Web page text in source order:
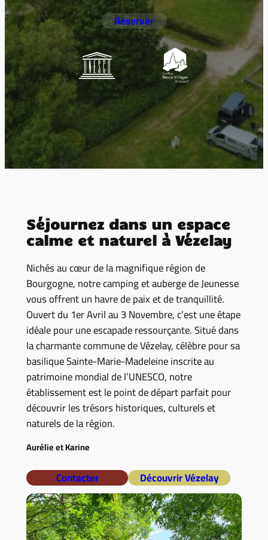
Réserver
Séjournez dans un espace
calme et naturel à Vézelay
Nichés au cœur de la magnifique région de
Bourgogne, notre camping et auberge de Jeunesse
vous offrent un havre de paix et de tranquillité.
Ouvert du 1er Avril au 3 Novembre, c’est une étape
idéale pour une escapade ressourçante. Situé dans
la charmante commune de Vézelay, célèbre pour sa
basilique Sainte-Marie-Madeleine inscrite au
patrimoine mondial de l’UNESCO, notre
établissement est le point de départ parfait pour
découvrir les trésors historiques, culturels et
naturels de la région.
Aurélie et Karine
Contacter Découvrir Vézelay